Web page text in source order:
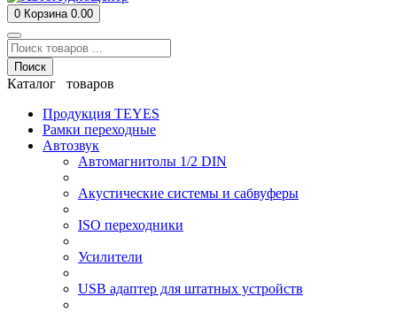
0 Корзина 0.00
Поиск
Каталог товаров
Продукция TEYES
Рамки переходные
Автозвук
Автомагнитолы 1/2 DIN
Акустические системы и сабвуферы
ISO переходники
Усилители
USB адаптер для штатных устройств